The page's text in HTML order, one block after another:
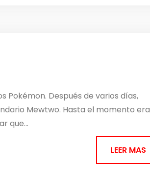
Pokémon. Después de varios días,
Mewtwo. Hasta el momento era
que...
LEER MAS